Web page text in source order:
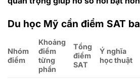
Du học Mỹ cần điểm SAT
Nhóm
điểm
Khoảng
điểm
từng
phần
Tổng
điểm
SAT
Ý nghĩa
học thuật